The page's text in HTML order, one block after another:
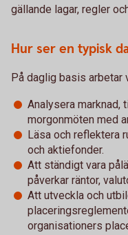
gällande lagar, regler
Hur ser en typisk
På daglig basis arbetar
Analysera marknad,
morgonmöten med
Läsa och reflektera
och aktiefonder.
Att ständigt vara
påverkar räntor,
Att utveckla och
organisationers